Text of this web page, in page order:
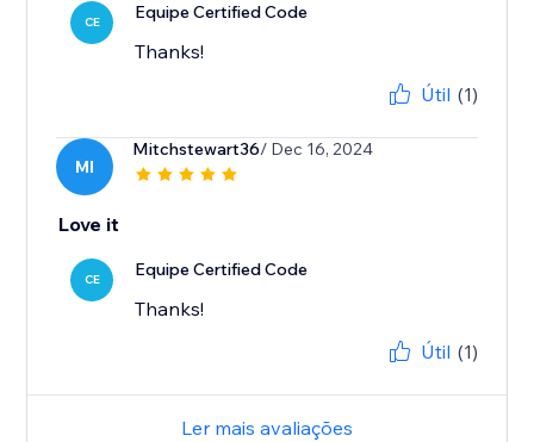
CE Equipe Certified Code
Thanks!
Útil (1)
MI
Mitchstewart36/ Dec 16, 2024
Love it
CE Equipe Certified Code
Thanks!
Útil (1)
Ler mais avaliações